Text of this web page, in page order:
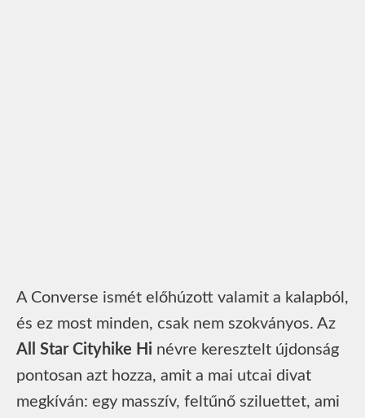
A Converse ismét előhúzott valamit a kalapból,
és ez most minden, csak nem szokványos. Az
All Star Cityhike Hi névre keresztelt újdonság
pontosan azt hozza, amit a mai utcai divat
megkíván: egy masszív, feltűnő sziluettet, ami